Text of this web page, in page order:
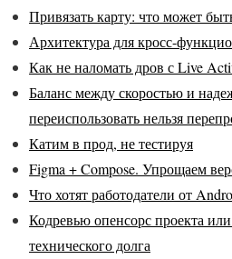
Привязать карту: что может
Архитектура для кросс-
Как не наломать дров с Live
Баланс между скоростью и
переиспользовать нельзя
Катим в прод, не тестируя
Figma + Compose. Упрощаем
Что хотят работодатели от
Кодревью опенсорс проекта
технического долга